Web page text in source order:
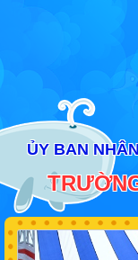
ỦY BAN